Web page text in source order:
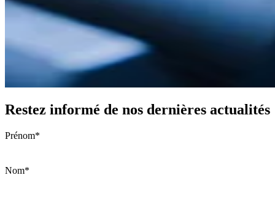
Restez informé de nos dernières actualités
Prénom*
Nom*